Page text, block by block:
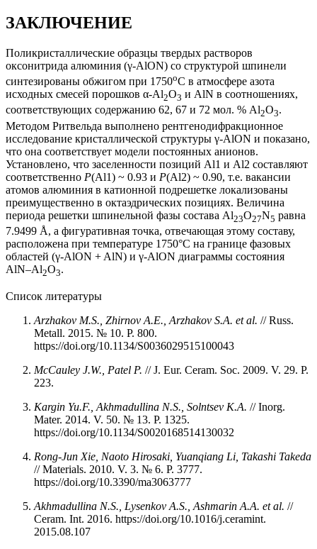
ЗАКЛЮЧЕНИЕ
Поликристаллические образцы твердых растворов
оксонитрида алюминия (γ-AlON) со структурой шпинели
синтезированы обжигом при 1750оС в атмосфере азота
исходных смесей порошков α-Al2O3 и AlN в соотношениях,
соответствующих содержанию 62, 67 и 72 мол. % Al2O3.
Методом Ритвельда выполнено рентгенодифракционное
исследование кристаллической структуры γ-AlON и показано,
что она соответствует модели постоянных анионов.
Установлено, что заселенности позиций Al1 и Al2 составляют
соответственно P(Al1) ~ 0.93 и P(Al2) ~ 0.90, т.е. вакансии
атомов алюминия в катионной подрешетке локализованы
преимущественно в октаэдрических позициях. Величина
периода решетки шпинельной фазы состава Al23O27N5 равна
7.9499 Å, а фигуративная точка, отвечающая этому составу,
расположена при температуре 1750°С на границе фазовых
областей (γ-AlON + AlN) и γ-AlON диаграммы состояния
AlN–Al2O3.
Список литературы
Arzhakov M.S., Zhirnov A.E., Arzhakov S.A. et al. // Russ.
Metall. 2015. № 10. P. 800.
https://doi.org/10.1134/S0036029515100043
McCauley J.W., Patel P. // J. Eur. Ceram. Soc. 2009. V. 29. P.
223.
Kargin Yu.F., Akhmadullina N.S., Solntsev K.A. // Inorg.
Mater. 2014. V. 50. № 13. P. 1325.
https://doi.org/10.1134/S0020168514130032
Rong-Jun Xie, Naoto Hirosaki, Yuanqiang Li, Takashi Takeda
// Materials. 2010. V. 3. № 6. P. 3777.
https://doi.org/10.3390/ma3063777
Akhmadullina N.S., Lysenkov A.S., Ashmarin A.A. et al. //
Ceram. Int. 2016. https://doi.org/10.1016/j.ceramint.
2015.08.107